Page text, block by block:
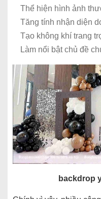
Thể hiện hình ảnh
Tăng tính nhận diện
Tạo không khí trang
Làm nổi bật chủ đề
backdrop